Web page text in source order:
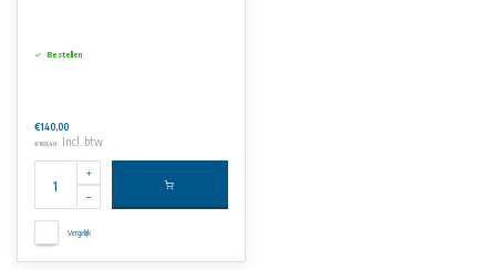
Bestellen
€140,00
€169,40 Incl. btw
Vergelijk